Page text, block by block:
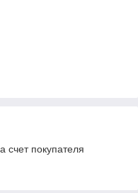
счет покупателя